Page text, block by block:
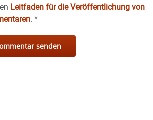
Leitfaden für die Veröffentlichung von
.*